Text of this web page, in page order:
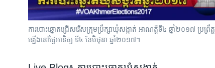
ព្រឹត្តិការណ៍ព័ត៌មាន
ទូរទស្សន៍ / វីដេអូ​
ការបោះឆ្នោតជ្រើសរើសក្រុមប្រឹក្សាឃុំសង្កាត់ អាណត្តិទី៤ ឆ្នាំ២០១៧ ប្រព្រឹត្ត​
ឡើងនៅថ្ងៃអាទិត្យ ទី៤ ខែមិថុនា ឆ្នាំ២០១៧។